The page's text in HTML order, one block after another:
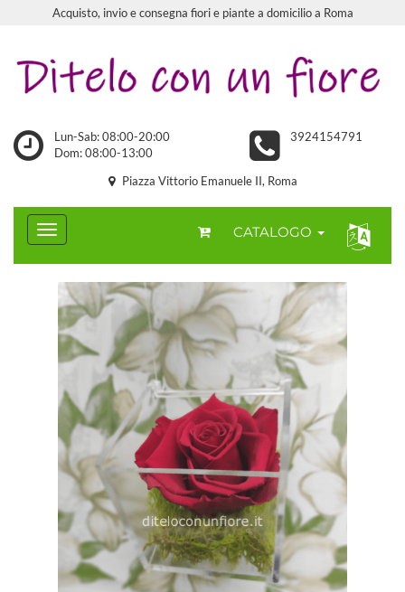
Acquisto, invio e consegna fiori e piante a domicilio a Roma
Lun-Sab: 08:00-20:00
Dom: 08:00-13:00
3924154791
Piazza Vittorio Emanuele II, Roma
CATALOGO